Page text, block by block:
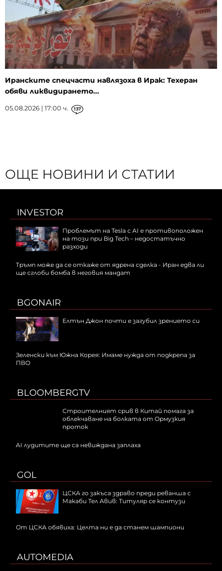
Иранските спецчасти навлязоха в Ирак: Техеран
обяви ликвидирането...
05.08.2026 | 17:00 ч. 137
ОЩЕ НОВИНИ И СТАТИИ
INVESTOR
Проблемът на Tesla с AI е противоположен
на този при Big Tech – недостатъчно
разходи
Тръмп може да се откаже от ядрена сделка - Иран едва ли
ще сглоби бомба в неговия мандат
BGONAIR
Елтън Джон почти е загубил зрението си
Зеленски към Южна Корея: Имаме нужда от подкрепа за
ПВО
BLOOMBERGTV
Строителният срив в Китай помага за
облекчаване на болката от Ормузкия
проток
AI лудитите ще са невижданa заплаха
GOL
ЦСКА го закъса здраво преди реванша с
Макаби Тел Авив: Титуляр се контузи
От ЦСКА обявиха: Целта ни е да станем шампиони
AUTOMEDIA